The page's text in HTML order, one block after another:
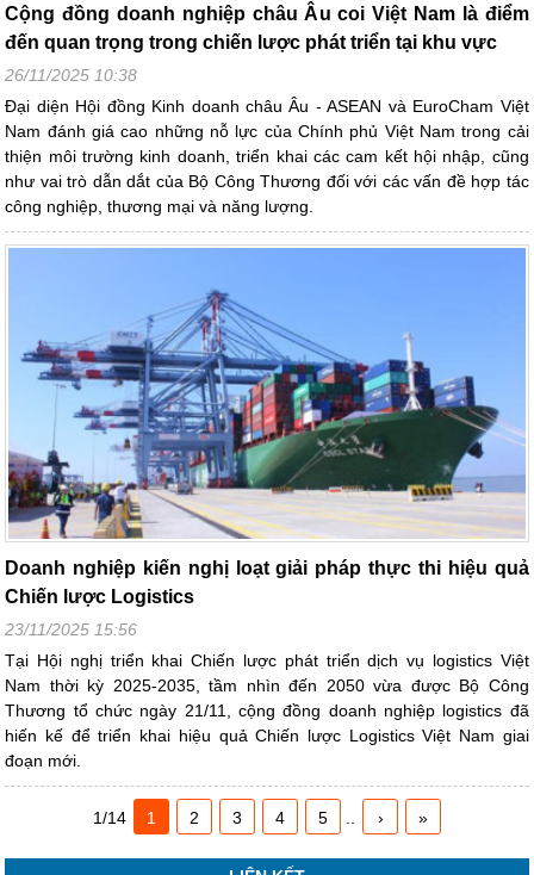
Cộng đồng doanh nghiệp châu Âu coi Việt Nam là điểm
đến quan trọng trong chiến lược phát triển tại khu vực
26/11/2025 10:38
Đại diện Hội đồng Kinh doanh châu Âu - ASEAN và EuroCham Việt
Nam đánh giá cao những nỗ lực của Chính phủ Việt Nam trong cải
thiện môi trường kinh doanh, triển khai các cam kết hội nhập, cũng
như vai trò dẫn dắt của Bộ Công Thương đối với các vấn đề hợp tác
công nghiệp, thương mại và năng lượng.
Doanh nghiệp kiến nghị loạt giải pháp thực thi hiệu quả
Chiến lược Logistics
23/11/2025 15:56
Tại Hội nghị triển khai Chiến lược phát triển dịch vụ logistics Việt
Nam thời kỳ 2025-2035, tầm nhìn đến 2050 vừa được Bộ Công
Thương tổ chức ngày 21/11, cộng đồng doanh nghiệp logistics đã
hiến kế để triển khai hiệu quả Chiến lược Logistics Việt Nam giai
đoạn mới.
1/14 1 2 3 4 5 › »